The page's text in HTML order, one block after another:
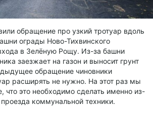
обращение про узкий тротуар вдоль
ограды Ново-Тихвинского
в Зелёную Рощу. Из-за башни
заезжает на газон и выносит грунт
обращение чиновники
расширять не нужно. На этот раз мы
что это необходимо сделать именно из-
коммунальной техники.